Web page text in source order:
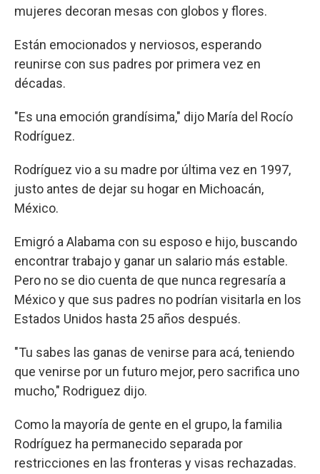
mujeres decoran mesas con globos y flores.
Están emocionados y nerviosos, esperando
reunirse con sus padres por primera vez en
décadas.
"Es una emoción grandísima," dijo María del Rocío
Rodríguez.
Rodríguez vio a su madre por última vez en 1997,
justo antes de dejar su hogar en Michoacán,
México.
Emigró a Alabama con su esposo e hijo, buscando
encontrar trabajo y ganar un salario más estable.
Pero no se dio cuenta de que nunca regresaría a
México y que sus padres no podrían visitarla en los
Estados Unidos hasta 25 años después.
"Tu sabes las ganas de venirse para acá, teniendo
que venirse por un futuro mejor, pero sacrifica uno
mucho," Rodriguez dijo.
Como la mayoría de gente en el grupo, la familia
Rodríguez ha permanecido separada por
restricciones en las fronteras y visas rechazadas.